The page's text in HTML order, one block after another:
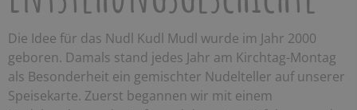
Die Idee für das Nudl Kudl Mudl wurde im Jahr 2000
geboren. Damals stand jedes Jahr am Kirchtag-Montag
als Besonderheit ein gemischter Nudelteller auf unserer
Speisekarte. Zuerst begannen wir mit einem